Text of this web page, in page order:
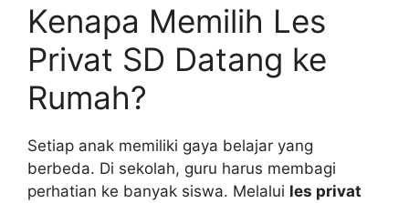
Kenapa Memilih Les
Privat SD Datang ke
Rumah?
Setiap anak memiliki gaya belajar yang
berbeda. Di sekolah, guru harus membagi
perhatian ke banyak siswa. Melalui les privat